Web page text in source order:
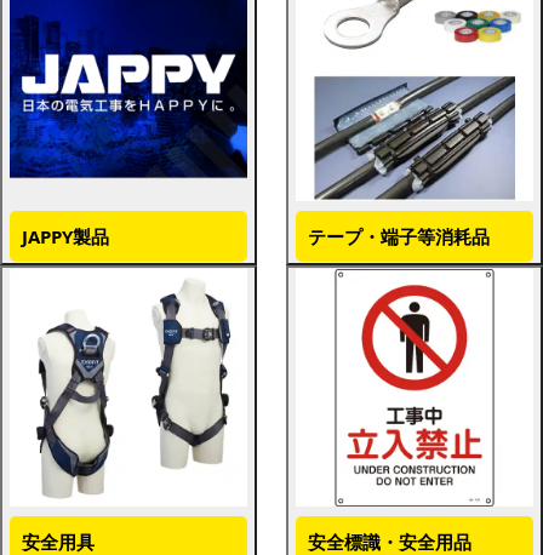
JAPPY製品 テープ・端子等消耗品
安全用具 安全標識・安全用品